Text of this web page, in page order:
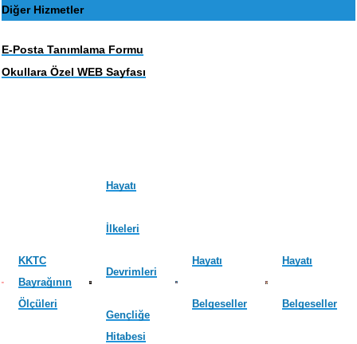
Diğer Hizmetler
E-Posta Tanımlama Formu
Okullara Özel WEB Sayfası
KKTC
Bayrağının
Ölçüleri
Hayatı
İlkeleri
Devrimleri
Gençliğe
Hitabesi
Hayatı
Belgeseller
Hayatı
Belgeseller